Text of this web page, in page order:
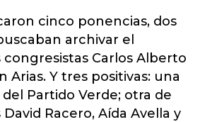
cinco ponencias, dos
archivar el
Carlos Alberto
Arias. Y tres positivas: una
Partido Verde; otra de
Racero, Aída Avella y